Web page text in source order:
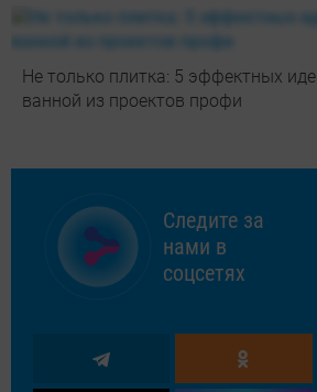
Не только плитка: 5 эффектных
ванной из проектов профи
Следите за
нами в
соцсетях